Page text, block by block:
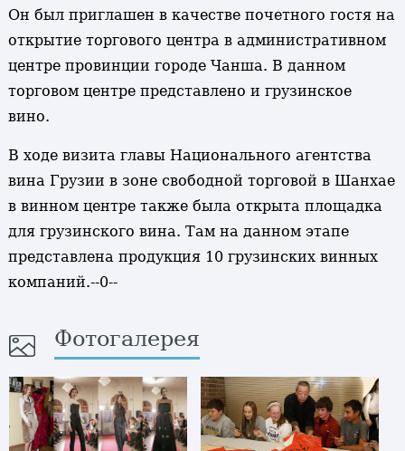
Он был приглашен в качестве почетного гостя на
открытие торгового центра в административном
центре провинции городе Чанша. В данном
торговом центре представлено и грузинское
вино.
В ходе визита главы Национального агентства
вина Грузии в зоне свободной торговой в Шанхае
в винном центре также была открыта площадка
для грузинского вина. Там на данном этапе
представлена продукция 10 грузинских винных
компаний.--0--
Фотогалерея